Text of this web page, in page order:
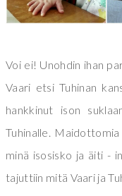
Voi ei! Unohdin ihan
Vaari etsi Tuhinan
hankkinut ison
Tuhinalle.
minä isosisko ja äiti -
tajuttiin mitä Vaari ja